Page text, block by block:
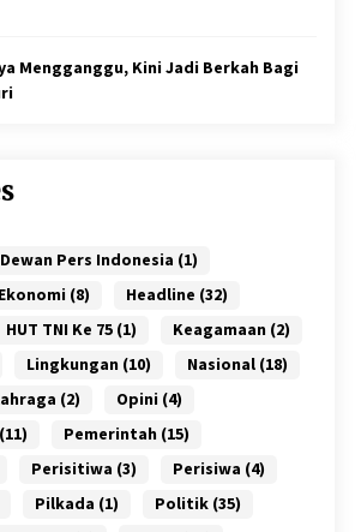
Mengganggu, Kini Jadi Berkah Bagi
Dewan Pers Indonesia (1)
Ekonomi (8) Headline (32)
HUT TNI Ke 75(1) Keagamaan (2)
Lingkungan (10) Nasional(18)
(2) Opini (4)
(11) Pemerintah (15)
Perisitiwa (3) Perisiwa (4)
Pilkada (1) Politik(35)